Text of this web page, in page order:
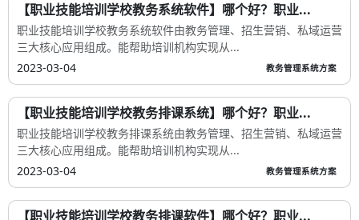
【职业技能培训学校教务系统软件】哪个好？职业...
职业技能培训学校教务系统软件由教务管理、招生营销、私域运营
三大核心应用组成。能帮助培训机构实现从...
2023-03-04
教务管理系统方案
【职业技能培训学校教务排课系统】哪个好？职业...
职业技能培训学校教务排课系统由教务管理、招生营销、私域运营
三大核心应用组成。能帮助培训机构实现从...
2023-03-04
教务管理系统方案
【职业技能培训学校教务排课软件】哪个好？职业...